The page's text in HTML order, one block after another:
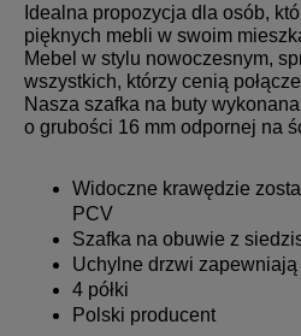
Idealna propozycja dla osób,
pięknych mebli w swoim
Mebel w stylu nowoczesnym,
wszystkich, którzy cenią
Nasza szafka na buty
o grubości 16 mm odpornej na
Widoczne krawędzie
PCV
Szafka na obuwie z
Uchylne drzwi
4 półki
Polski producent